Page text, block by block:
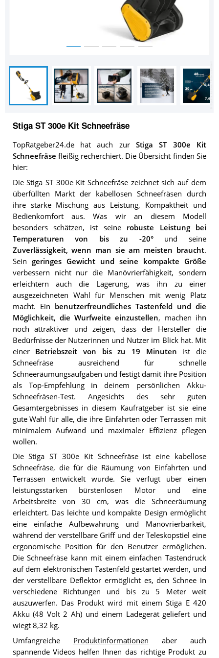
Stiga ST 300e Kit Schneefräse
TopRatgeber24.de hat auch zur Stiga ST 300e Kit
Schneefräse fleißig recherchiert. Die Übersicht finden Sie
hier:
Die Stiga ST 300e Kit Schneefräse zeichnet sich auf dem
überfüllten Markt der kabellosen Schneefräsen durch
ihre starke Mischung aus Leistung, Kompaktheit und
Bedienkomfort aus. Was wir an diesem Modell
besonders schätzen, ist seine robuste Leistung bei
Temperaturen von bis zu -20°und seine
Zuverlässigkeit, wenn man sie am meisten braucht.
Sein geringes Gewicht und seine kompakte Größe
verbessern nicht nur die Manövrierfähigkeit, sondern
erleichtern auch die Lagerung, was ihn zu einer
ausgezeichneten Wahl für Menschen mit wenig Platz
macht. Ein benutzerfreundliches Tastenfeld und die
Möglichkeit, die Wurfweite einzustellen, machen ihn
noch attraktiver und zeigen, dass der Hersteller die
Bedürfnisse der Nutzerinnen und Nutzer im Blick hat. Mit
einer Betriebszeit von bis zu 19 Minuten ist die
Schneefräse ausreichend für schnelle
Schneeräumungsaufgaben und festigt damit ihre Position
als Top-Empfehlung in deinem persönlichen Akku-
Schneefräsen-Test. Angesichts des sehr guten
Gesamtergebnisses in diesem Kaufratgeber ist sie eine
gute Wahl für alle, die ihre Einfahrten oder Terrassen mit
minimalem Aufwand und maximaler Effizienz pflegen
wollen.
Die Stiga ST 300e Kit Schneefräse ist eine kabellose
Schneefräse, die für die Räumung von Einfahrten und
Terrassen entwickelt wurde. Sie verfügt über einen
leistungsstarken bürstenlosen Motor und eine
Arbeitsbreite von 30 cm, was die Schneeräumung
erleichtert. Das leichte und kompakte Design ermöglicht
eine einfache Aufbewahrung und Manövrierbarkeit,
während der verstellbare Griff und der Teleskopstiel eine
ergonomische Position für den Benutzer ermöglichen.
Die Schneefräse kann mit einem einfachen Tastendruck
auf dem elektronischen Tastenfeld gestartet werden, und
der verstellbare Deflektor ermöglicht es, den Schnee in
verschiedene Richtungen und bis zu 5 Meter weit
auszuwerfen. Das Produkt wird mit einem Stiga E 420
Akku (48 Volt 2 Ah) und einem Ladegerät geliefert und
wiegt 8,32 kg.
Umfangreiche Produktinformationen aber auch
spannende Videos helfen Ihnen das richtige Produkt zu